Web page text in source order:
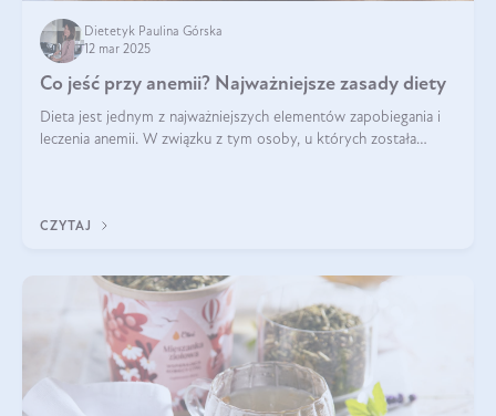
Dietetyk Paulina Górska
12 mar 2025
Co jeść przy anemii? Najważniejsze zasady diety
Dieta jest jednym z najważniejszych elementów zapobiegania i
leczenia anemii. W związku z tym osoby, u których została
CZYTAJ